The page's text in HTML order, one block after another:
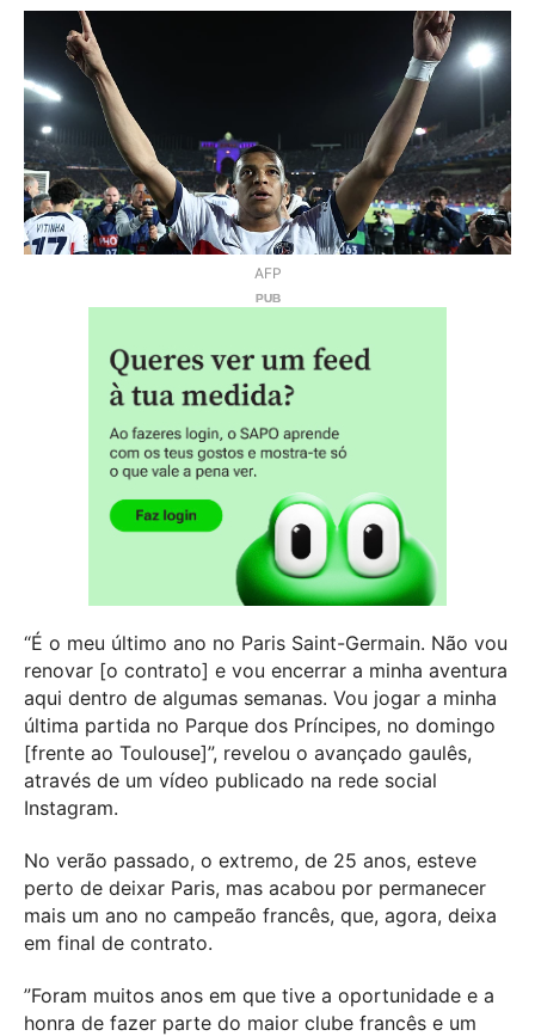
AFP
“É o meu último ano no Paris Saint-Germain. Não vou
renovar [o contrato] e vou encerrar a minha aventura
aqui dentro de algumas semanas. Vou jogar a minha
última partida no Parque dos Príncipes, no domingo
[frente ao Toulouse]”, revelou o avançado gaulês,
através de um vídeo publicado na rede social
Instagram.
No verão passado, o extremo, de 25 anos, esteve
perto de deixar Paris, mas acabou por permanecer
mais um ano no campeão francês, que, agora, deixa
em final de contrato.
”Foram muitos anos em que tive a oportunidade e a
honra de fazer parte do maior clube francês e um